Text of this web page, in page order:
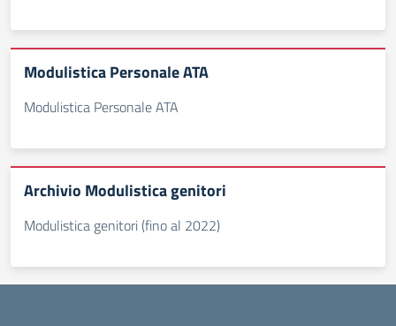
Modulistica Personale ATA
Modulistica Personale ATA
Archivio Modulistica genitori
Modulistica genitori (fino al 2022)